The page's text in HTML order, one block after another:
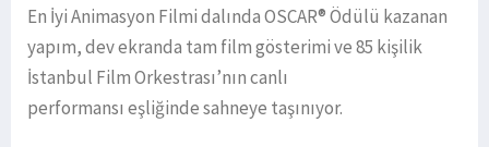
En İyi Animasyon Filmi dalında OSCAR® Ödülü kazanan
yapım, dev ekranda tam film gösterimi ve 85 kişilik
İstanbul Film Orkestrası’nın canlı
performansı eşliğinde sahneye taşınıyor.